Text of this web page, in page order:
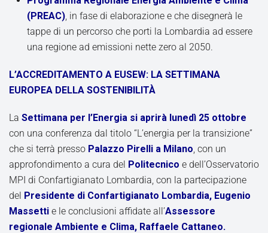
(PREAC), in fase di elaborazione e che disegnerà le
tappe di un percorso che porti la Lombardia ad essere
una regione ad emissioni nette zero al 2050.
L’ACCREDITAMENTO A EUSEW: LA SETTIMANA
EUROPEA DELLA SOSTENIBILITÀ
La Settimana per l’Energia si aprirà lunedì 25 ottobre
con una conferenza dal titolo “L’energia per la transizione”
che si terrà presso Palazzo Pirelli a Milano, con un
approfondimento a cura del Politecnico e dell’Osservatorio
MPI di Confartigianato Lombardia, con la partecipazione
del Presidente di Confartigianato Lombardia, Eugenio
Massetti e le conclusioni affidate all’Assessore
regionale Ambiente e Clima, Raffaele Cattaneo.